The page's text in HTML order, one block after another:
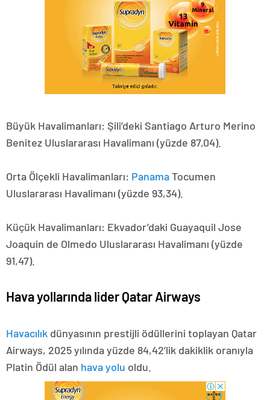
Büyük Havalimanları: Şili’deki Santiago Arturo Merino
Benitez Uluslararası Havalimanı (yüzde 87,04).
Orta Ölçekli Havalimanları: PanamaTocumen
Uluslararası Havalimanı (yüzde 93,34).
Küçük Havalimanları: Ekvador’daki Guayaquil Jose
Joaquin de Olmedo Uluslararası Havalimanı (yüzde
91,47).
Hava yollarında lider Qatar Airways
Havacılık dünyasının prestijli ödüllerini toplayan Qatar
Airways, 2025 yılında yüzde 84,42’lik dakiklik oranıyla
Platin Ödül alan hava yolu oldu.